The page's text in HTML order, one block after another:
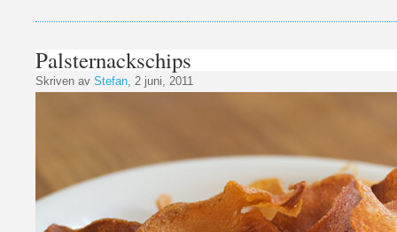
Palsternackschips
Skriven av Stefan, 2 juni, 2011